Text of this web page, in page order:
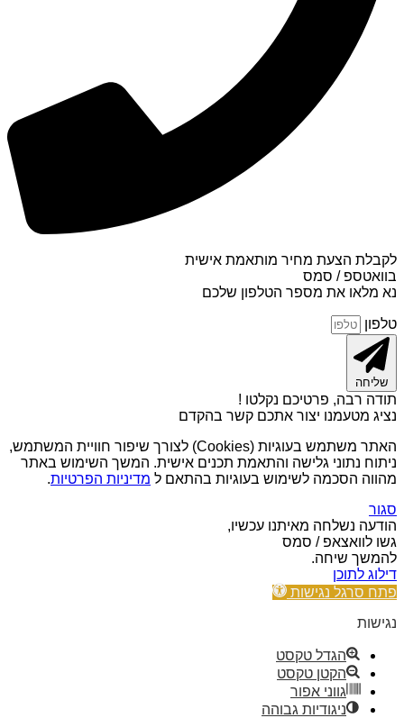
לקבלת הצעת מחיר מותאמת אישית
בוואטספ / סמס
נא מלאו את מספר הטלפון שלכם
טלפון
שליחה
תודה רבה, פרטיכם נקלטו !
נציג מטעמנו יצור אתכם קשר בהקדם
האתר משתמש בעוגיות (Cookies) לצורך שיפור חוויית המשתמש,
ניתוח נתוני גלישה והתאמת תכנים אישית. המשך השימוש באתר
מהווה הסכמה לשימוש בעוגיות בהתאם ל מדיניות הפרטיות.
סגור
הודעה נשלחה מאיתנו עכשיו,
גשו לוואצאפ / סמס
להמשך שיחה.
דילוג לתוכן
פתח סרגל נגישות
נגישות
הגדל טקסט
הקטן טקסט
גווני אפור
ניגודיות גבוהה